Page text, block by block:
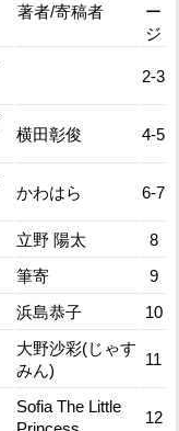
著者/寄稿者
ー
ジ
2-3
横田彰俊 4-5
かわはら 6-7
立野 陽太
8
筆寄
9
浜島恭子
10
大野沙彩(じゃす
みん)
11
Sofia The Little
12